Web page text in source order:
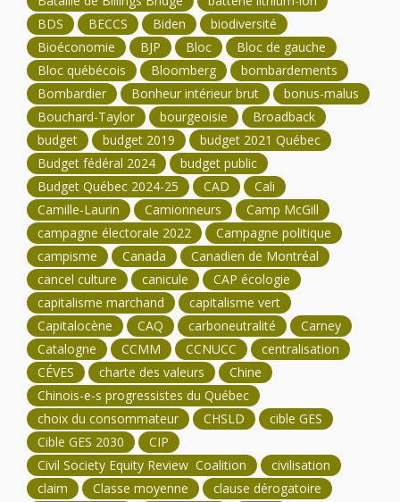
BDS
BECCS Biden
biodiversité
Bioéconomie
BJP Bloc
Bloc de gauche
Bloc québécois
Bloomberg
bombardements
Bombardier
Bonheur intérieur brut
bonus-malus
Bouchard-Taylor
bourgeoisie
Broadback
budget
budget 2019
budget 2021 Québec
Budget fédéral 2024
budget public
Budget Québec 2024-25
CAD
Cali
Camille-Laurin
Camionneurs
Camp McGill
campagne électorale 2022
Campagne politique
campisme
Canada
Canadien de Montréal
cancel culture
canicule
CAP écologie
capitalisme marchand
capitalisme vert
Capitalocène
CAQ carboneutralité
Carney
Catalogne
CCMM CCNUCC
centralisation
CÉVES
charte des valeurs
Chine
Chinois-e-s progressistes du Québec
choix du consommateur
CHSLD
cible GES
Cible GES 2030
CIP
Civil Society Equity Review Coalition
civilisation
claim
Classe moyenne
clause dérogatoire